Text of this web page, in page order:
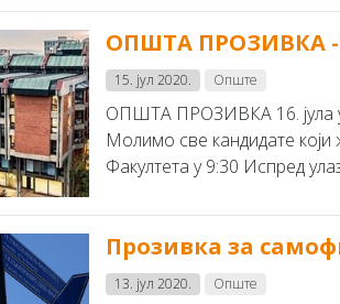
ОПШТА ПРОЗИВКА -
15. јул 2020. Опште
ОПШТА ПРОЗИВКА 16.
Молимо све кандидате који
Факултета у 9:30 Испред
Прозивка за
13. јул 2020. Опште